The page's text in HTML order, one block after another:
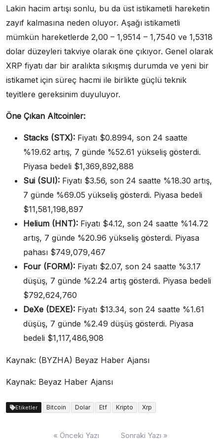
Lakin hacim artışı sonlu, bu da üst istikametli hareketin
zayıf kalmasına neden oluyor. Aşağı istikametli
mümkün hareketlerde 2,00 – 1,9514 – 1,7540 ve 1,5318
dolar düzeyleri takviye olarak öne çıkıyor. Genel olarak
XRP fiyatı dar bir aralıkta sıkışmış durumda ve yeni bir
istikamet için süreç hacmi ile birlikte güçlü teknik
teyitlere gereksinim duyuluyor.
Öne Çıkan Altcoinler:
Stacks (STX): Fiyatı $0.8994, son 24 saatte
%19.62 artış, 7 günde %52.61 yükseliş gösterdi.
Piyasa bedeli $1,369,892,888
Sui (SUI): Fiyatı $3.56, son 24 saatte %18.30 artış,
7 günde %69.05 yükseliş gösterdi. Piyasa bedeli
$11,581,198,897
Helium (HNT): Fiyatı $4.12, son 24 saatte %14.72
artış, 7 günde %20.96 yükseliş gösterdi. Piyasa
pahası $749,079,467
Four (FORM): Fiyatı $2.07, son 24 saatte %3.17
düşüş, 7 günde %2.24 artış gösterdi. Piyasa bedeli
$792,624,760
DeXe (DEXE): Fiyatı $13.34, son 24 saatte %1.61
düşüş, 7 günde %2.49 düşüş gösterdi. Piyasa
bedeli $1,117,486,908
Kaynak: (BYZHA) Beyaz Haber Ajansı
Kaynak: Beyaz Haber Ajansı
Etiketler Bitcoin Dolar Etf Kripto Xrp
« Önceki Yazı Sonraki Yazı »